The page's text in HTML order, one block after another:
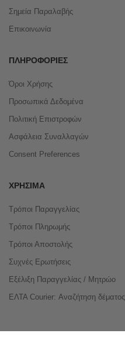
Σημεία Παραλαβής
Επικοινωνία
ΠΛΗΡΟΦΟΡΊΕΣ
Όροι Χρήσης
Προσωπικά Δεδομένα
Πολιτική Επιστροφών
Ασφάλεια Συναλλαγών
Consent Preferences
ΧΡΉΣΙΜΑ
Τρόποι Παραγγελίας
Τρόποι Πληρωμής
Τρόποι Αποστολής
Συχνές Ερωτήσεις
Εξέλιξη Παραγγελίας / Μητρώο
ΕΛΤΑ Courier: Αναζήτηση δέματος